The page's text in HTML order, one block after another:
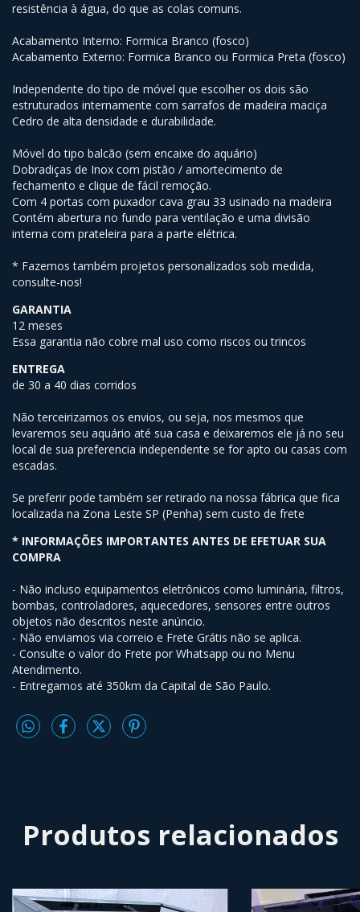
resistência à água, do que as colas comuns.
Acabamento Interno: Formica Branco (fosco)
Acabamento Externo: Formica Branco ou Formica Preta (fosco)
Independente do tipo de móvel que escolher os dois são
estruturados internamente com sarrafos de madeira maciça
Cedro de alta densidade e durabilidade.
Móvel do tipo balcão (sem encaixe do aquário)
Dobradiças de Inox com pistão / amortecimento de
fechamento e clique de fácil remoção.
Com 4 portas com puxador cava grau 33 usinado na madeira
Contém abertura no fundo para ventilação e uma divisão
interna com prateleira para a parte elétrica.
* Fazemos também projetos personalizados sob medida,
consulte-nos!
GARANTIA
12 meses
Essa garantia não cobre mal uso como riscos ou trincos
ENTREGA
de 30 a 40 dias corridos
Não terceirizamos os envios, ou seja, nos mesmos que
levaremos seu aquário até sua casa e deixaremos ele já no seu
local de sua preferencia independente se for apto ou casas com
escadas.
Se preferir pode também ser retirado na nossa fábrica que fica
localizada na Zona Leste SP (Penha) sem custo de frete
* INFORMAÇÕES IMPORTANTES ANTES DE EFETUAR SUA
COMPRA
- Não incluso equipamentos eletrônicos como luminária, filtros,
bombas, controladores, aquecedores, sensores entre outros
objetos não descritos neste anúncio.
- Não enviamos via correio e Frete Grátis não se aplica.
- Consulte o valor do Frete por Whatsapp ou no Menu
Atendimento.
- Entregamos até 350km da Capital de São Paulo.
Produtos relacionados